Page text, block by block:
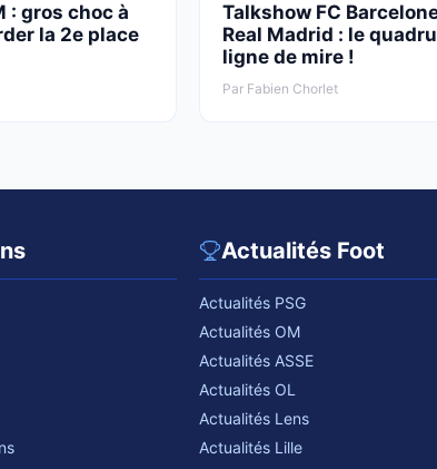
: gros choc à
la 2e place
Talkshow FC
Real Madrid : le
ligne de mire !
Par Fabien Chorlet
Actualités Foot
Actualités PSG
Actualités OM
Actualités ASSE
Actualités OL
Actualités Lens
Actualités Lille